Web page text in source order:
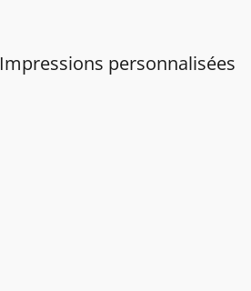
Impressions personnalisées